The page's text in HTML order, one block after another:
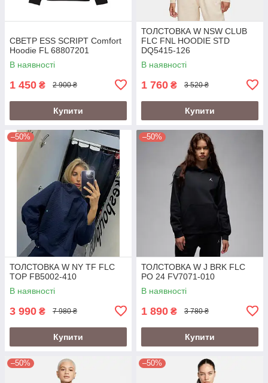
СВЕТР ESS SCRIPT Comfort
Hoodie FL 68807201
В наявності
1 450 ₴ 2 900 ₴
Купити
ТОЛСТОВКА W NSW CLUB
FLC FNL HOODIE STD
DQ5415-126
В наявності
1 760 ₴ 3 520 ₴
Купити
–50%
ТОЛСТОВКА W NY TF FLC
TOP FB5002-410
В наявності
3 990 ₴ 7 980 ₴
Купити
–50%
ТОЛСТОВКА W J BRK FLC
PO 24 FV7071-010
В наявності
1 890 ₴ 3 780 ₴
Купити
–50% –50%